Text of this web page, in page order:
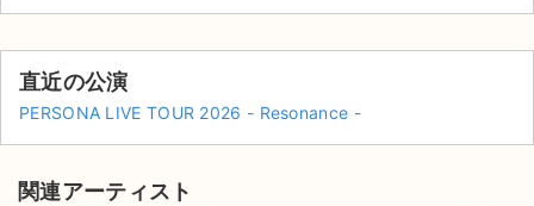
よくある質問
お知らせ
直近の公演
PERSONA LIVE TOUR 2026 - Resonance -
関連アーティスト